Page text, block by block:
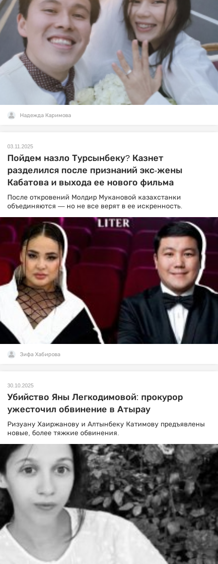
Надежда Каримова
03.11.2025
Пойдем назло Турсынбеку? Казнет
разделился после признаний экс-жены
Кабатова и выхода ее нового фильма
После откровений Молдир Мукановой казахстанки
объединяются — но не все верят в ее искренность.
Зифа Хабирова
30.10.2025
Убийство Яны Легкодимовой: прокурор
ужесточил обвинение в Атырау
Ризуану Хаиржанову и Алтынбеку Катимову предъявлены
новые, более тяжкие обвинения.